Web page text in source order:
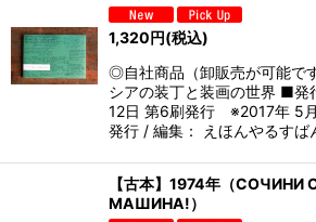
絞り込む
1,320円(税込)
◎自社商品（卸販売が可能で
シアの装丁と装画の世界 ■発
12日 第6刷発行 ※2017年 5
発行 / 編集： えほんやるすば
【古本】1974年（СОЧИНИ
МАШИНА!）